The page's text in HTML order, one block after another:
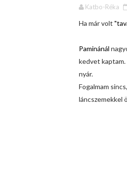
Katbo-Réka
Ha már volt
Paminánál
kedvet kaptam.
nyár.
Fogalmam
láncszemekkel